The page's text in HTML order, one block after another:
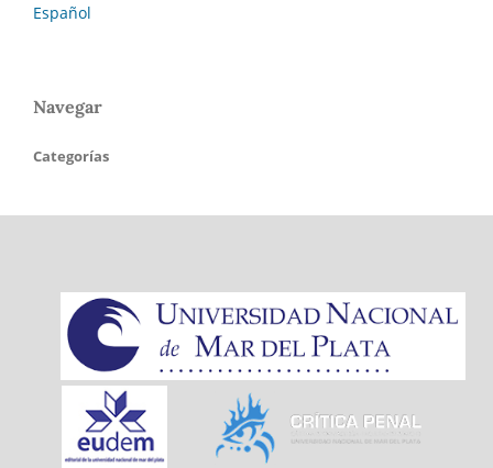
Español
Navegar
Categorías